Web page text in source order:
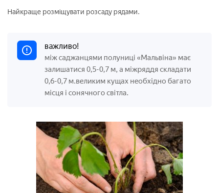
Найкраще розміщувати розсаду рядами.
важливо!
між саджанцями полуниці «Мальвіна» має
залишатися 0,5-0,7 м, а міжряддя складати
0,6-0,7 м.великим кущах необхідно багато
місця і сонячного світла.